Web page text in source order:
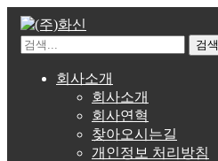
검색
회사소개
회사소개
회사연혁
찾아오시는길
개인정보 처리방침